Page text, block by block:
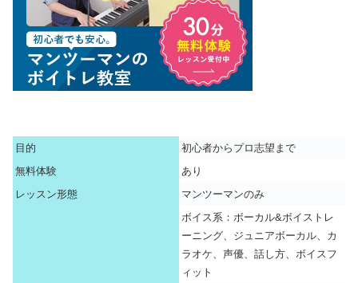
目的
初心者からプロ志望まで
無料体験
あり
レッスン形態
マンツーマンのみ
ボイス系：ボーカル&ボイストレ
ーニング、ジュニアボーカル、カ
ラオケ、声優、話し方、ボイスフ
ィット